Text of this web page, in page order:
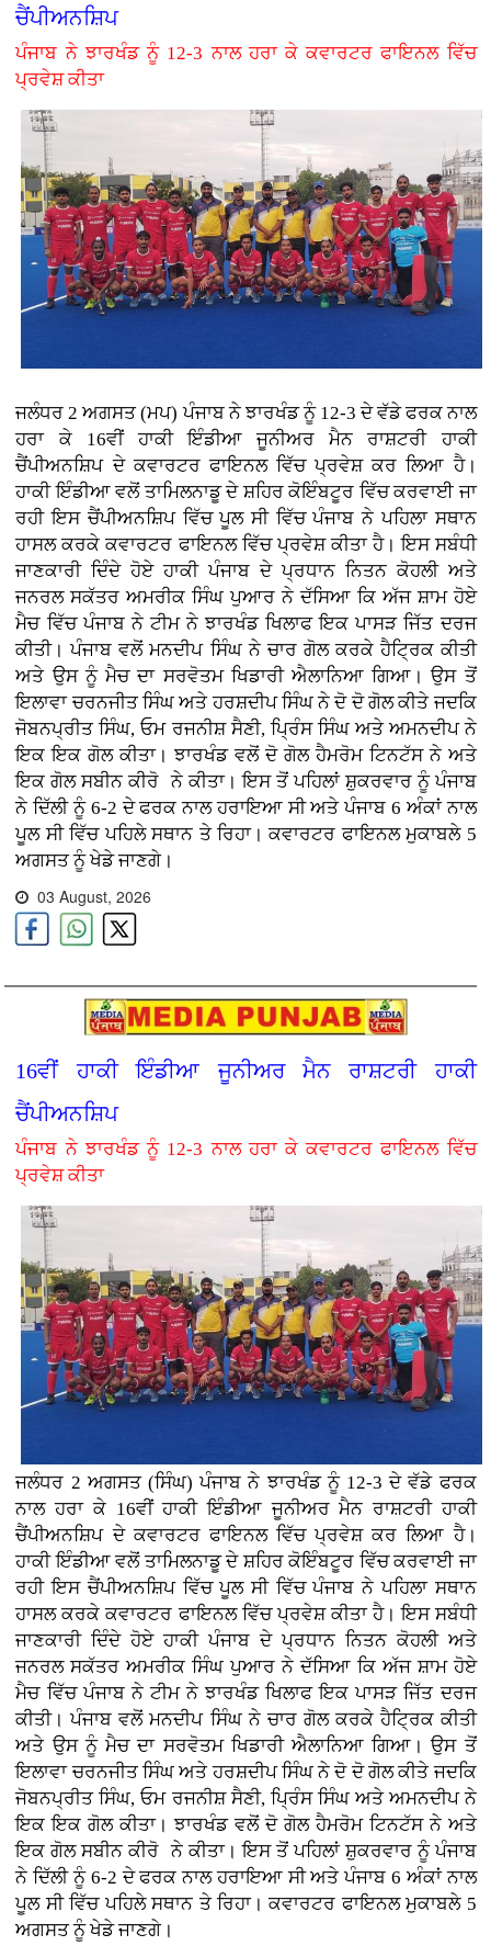
ਚੈਂਪੀਅਨਸ਼ਿਪ
ਪੰਜਾਬ ਨੇ ਝਾਰਖੰਡ ਨੂੰ 12-3 ਨਾਲ ਹਰਾ ਕੇ ਕਵਾਰਟਰ ਫਾਇਨਲ ਵਿੱਚ
ਪ੍ਰਵੇਸ਼ ਕੀਤਾ
ਜਲੰਧਰ 2 ਅਗਸਤ (ਮਪ) ਪੰਜਾਬ ਨੇ ਝਾਰਖੰਡ ਨੂੰ 12-3 ਦੇ ਵੱਡੇ ਫਰਕ ਨਾਲ
ਹਰਾ ਕੇ 16ਵੀਂ ਹਾਕੀ ਇੰਡੀਆ ਜੂਨੀਅਰ ਮੈਨ ਰਾਸ਼ਟਰੀ ਹਾਕੀ
ਚੈਂਪੀਅਨਸ਼ਿਪ ਦੇ ਕਵਾਰਟਰ ਫਾਇਨਲ ਵਿੱਚ ਪ੍ਰਵੇਸ਼ ਕਰ ਲਿਆ ਹੈ।
ਹਾਕੀ ਇੰਡੀਆ ਵਲੋਂ ਤਾਮਿਲਨਾਡੂ ਦੇ ਸ਼ਹਿਰ ਕੋਇੰਬਟੂਰ ਵਿੱਚ ਕਰਵਾਈ ਜਾ
ਰਹੀ ਇਸ ਚੈਂਪੀਅਨਸ਼ਿਪ ਵਿੱਚ ਪੂਲ ਸੀ ਵਿੱਚ ਪੰਜਾਬ ਨੇ ਪਹਿਲਾ ਸਥਾਨ
ਹਾਸਲ ਕਰਕੇ ਕਵਾਰਟਰ ਫਾਇਨਲ ਵਿੱਚ ਪ੍ਰਵੇਸ਼ ਕੀਤਾ ਹੈ। ਇਸ ਸਬੰਧੀ
ਜਾਣਕਾਰੀ ਦਿੰਦੇ ਹੋਏ ਹਾਕੀ ਪੰਜਾਬ ਦੇ ਪ੍ਰਧਾਨ ਨਿਤਨ ਕੋਹਲੀ ਅਤੇ
ਜਨਰਲ ਸਕੱਤਰ ਅਮਰੀਕ ਸਿੰਘ ਪੁਆਰ ਨੇ ਦੱਸਿਆ ਕਿ ਅੱਜ ਸ਼ਾਮ ਹੋਏ
ਮੈਚ ਵਿੱਚ ਪੰਜਾਬ ਨੇ ਟੀਮ ਨੇ ਝਾਰਖੰਡ ਖਿਲਾਫ ਇਕ ਪਾਸੜ ਜਿੱਤ ਦਰਜ
ਕੀਤੀ। ਪੰਜਾਬ ਵਲੋਂ ਮਨਦੀਪ ਸਿੰਘ ਨੇ ਚਾਰ ਗੋਲ ਕਰਕੇ ਹੈਟ੍ਰਿਕ ਕੀਤੀ
ਅਤੇ ਉਸ ਨੂੰ ਮੈਚ ਦਾ ਸਰਵੋਤਮ ਖਿਡਾਰੀ ਐਲਾਨਿਆ ਗਿਆ। ਉਸ ਤੋਂ
ਇਲਾਵਾ ਚਰਨਜੀਤ ਸਿੰਘ ਅਤੇ ਹਰਸ਼ਦੀਪ ਸਿੰਘ ਨੇ ਦੋ ਦੋ ਗੋਲ ਕੀਤੇ ਜਦਕਿ
ਜੋਬਨਪ੍ਰੀਤ ਸਿੰਘ, ਓਮ ਰਜਨੀਸ਼ ਸੈਣੀ, ਪ੍ਰਿੰਸ ਸਿੰਘ ਅਤੇ ਅਮਨਦੀਪ ਨੇ
ਇਕ ਇਕ ਗੋਲ ਕੀਤਾ। ਝਾਰਖੰਡ ਵਲੋਂ ਦੋ ਗੋਲ ਹੈਮਰੋਮ ਟਿਨਟੱਸ ਨੇ ਅਤੇ
ਇਕ ਗੋਲ ਸਬੀਨ ਕੀਰੋ ਨੇ ਕੀਤਾ। ਇਸ ਤੋਂ ਪਹਿਲਾਂ ਸ਼ੁਕਰਵਾਰ ਨੂੰ ਪੰਜਾਬ
ਨੇ ਦਿੱਲੀ ਨੂੰ 6-2 ਦੇ ਫਰਕ ਨਾਲ ਹਰਾਇਆ ਸੀ ਅਤੇ ਪੰਜਾਬ 6 ਅੰਕਾਂ ਨਾਲ
ਪੂਲ ਸੀ ਵਿੱਚ ਪਹਿਲੇ ਸਥਾਨ ਤੇ ਰਿਹਾ। ਕਵਾਰਟਰ ਫਾਇਨਲ ਮੁਕਾਬਲੇ 5
ਅਗਸਤ ਨੂੰ ਖੇਡੇ ਜਾਣਗੇ।
03 August, 2026
16ਵੀਂ ਹਾਕੀ ਇੰਡੀਆ ਜੂਨੀਅਰ ਮੈਨ ਰਾਸ਼ਟਰੀ ਹਾਕੀ
ਚੈਂਪੀਅਨਸ਼ਿਪ
ਪੰਜਾਬ ਨੇ ਝਾਰਖੰਡ ਨੂੰ 12-3 ਨਾਲ ਹਰਾ ਕੇ ਕਵਾਰਟਰ ਫਾਇਨਲ ਵਿੱਚ
ਪ੍ਰਵੇਸ਼ ਕੀਤਾ
ਜਲੰਧਰ 2 ਅਗਸਤ (ਸਿੰਘ) ਪੰਜਾਬ ਨੇ ਝਾਰਖੰਡ ਨੂੰ 12-3 ਦੇ ਵੱਡੇ ਫਰਕ
ਨਾਲ ਹਰਾ ਕੇ 16ਵੀਂ ਹਾਕੀ ਇੰਡੀਆ ਜੂਨੀਅਰ ਮੈਨ ਰਾਸ਼ਟਰੀ ਹਾਕੀ
ਚੈਂਪੀਅਨਸ਼ਿਪ ਦੇ ਕਵਾਰਟਰ ਫਾਇਨਲ ਵਿੱਚ ਪ੍ਰਵੇਸ਼ ਕਰ ਲਿਆ ਹੈ।
ਹਾਕੀ ਇੰਡੀਆ ਵਲੋਂ ਤਾਮਿਲਨਾਡੂ ਦੇ ਸ਼ਹਿਰ ਕੋਇੰਬਟੂਰ ਵਿੱਚ ਕਰਵਾਈ ਜਾ
ਰਹੀ ਇਸ ਚੈਂਪੀਅਨਸ਼ਿਪ ਵਿੱਚ ਪੂਲ ਸੀ ਵਿੱਚ ਪੰਜਾਬ ਨੇ ਪਹਿਲਾ ਸਥਾਨ
ਹਾਸਲ ਕਰਕੇ ਕਵਾਰਟਰ ਫਾਇਨਲ ਵਿੱਚ ਪ੍ਰਵੇਸ਼ ਕੀਤਾ ਹੈ। ਇਸ ਸਬੰਧੀ
ਜਾਣਕਾਰੀ ਦਿੰਦੇ ਹੋਏ ਹਾਕੀ ਪੰਜਾਬ ਦੇ ਪ੍ਰਧਾਨ ਨਿਤਨ ਕੋਹਲੀ ਅਤੇ
ਜਨਰਲ ਸਕੱਤਰ ਅਮਰੀਕ ਸਿੰਘ ਪੁਆਰ ਨੇ ਦੱਸਿਆ ਕਿ ਅੱਜ ਸ਼ਾਮ ਹੋਏ
ਮੈਚ ਵਿੱਚ ਪੰਜਾਬ ਨੇ ਟੀਮ ਨੇ ਝਾਰਖੰਡ ਖਿਲਾਫ ਇਕ ਪਾਸੜ ਜਿੱਤ ਦਰਜ
ਕੀਤੀ। ਪੰਜਾਬ ਵਲੋਂ ਮਨਦੀਪ ਸਿੰਘ ਨੇ ਚਾਰ ਗੋਲ ਕਰਕੇ ਹੈਟ੍ਰਿਕ ਕੀਤੀ
ਅਤੇ ਉਸ ਨੂੰ ਮੈਚ ਦਾ ਸਰਵੋਤਮ ਖਿਡਾਰੀ ਐਲਾਨਿਆ ਗਿਆ। ਉਸ ਤੋਂ
ਇਲਾਵਾ ਚਰਨਜੀਤ ਸਿੰਘ ਅਤੇ ਹਰਸ਼ਦੀਪ ਸਿੰਘ ਨੇ ਦੋ ਦੋ ਗੋਲ ਕੀਤੇ ਜਦਕਿ
ਜੋਬਨਪ੍ਰੀਤ ਸਿੰਘ, ਓਮ ਰਜਨੀਸ਼ ਸੈਣੀ, ਪ੍ਰਿੰਸ ਸਿੰਘ ਅਤੇ ਅਮਨਦੀਪ ਨੇ
ਇਕ ਇਕ ਗੋਲ ਕੀਤਾ। ਝਾਰਖੰਡ ਵਲੋਂ ਦੋ ਗੋਲ ਹੈਮਰੋਮ ਟਿਨਟੱਸ ਨੇ ਅਤੇ
ਇਕ ਗੋਲ ਸਬੀਨ ਕੀਰੋ ਨੇ ਕੀਤਾ। ਇਸ ਤੋਂ ਪਹਿਲਾਂ ਸ਼ੁਕਰਵਾਰ ਨੂੰ ਪੰਜਾਬ
ਨੇ ਦਿੱਲੀ ਨੂੰ 6-2 ਦੇ ਫਰਕ ਨਾਲ ਹਰਾਇਆ ਸੀ ਅਤੇ ਪੰਜਾਬ 6 ਅੰਕਾਂ ਨਾਲ
ਪੂਲ ਸੀ ਵਿੱਚ ਪਹਿਲੇ ਸਥਾਨ ਤੇ ਰਿਹਾ। ਕਵਾਰਟਰ ਫਾਇਨਲ ਮੁਕਾਬਲੇ 5
ਅਗਸਤ ਨੂੰ ਖੇਡੇ ਜਾਣਗੇ।